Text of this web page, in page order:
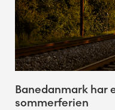
Banedanmark har
sommerferien